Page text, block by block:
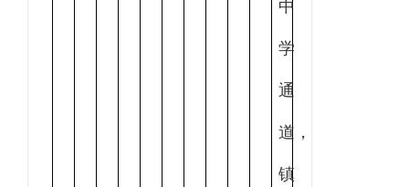
中
学
通
道，
镇